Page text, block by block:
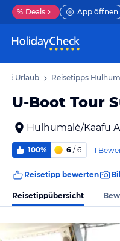
% Deals App öffnen
Urlaub Reisetipps
U-Boot Tour
Hulhumalé/Kaafu
100% 6 / 6 1
Reisetipp bewerten
Reisetippübersicht